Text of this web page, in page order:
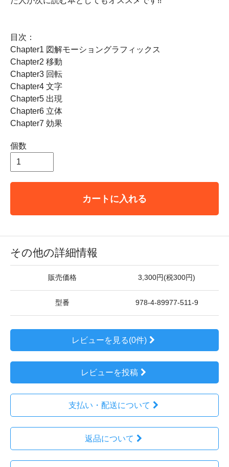
目次：
Chapter1 図解モーショングラフィックス
Chapter2 移動
Chapter3 回転
Chapter4 文字
Chapter5 出現
Chapter6 立体
Chapter7 効果
個数
カートに入れる
その他の詳細情報
販売価格 3,300円(税300円)
型番 978-4-89977-511-9
レビューを見る(0件)
レビューを投稿
支払い・配送について
返品について